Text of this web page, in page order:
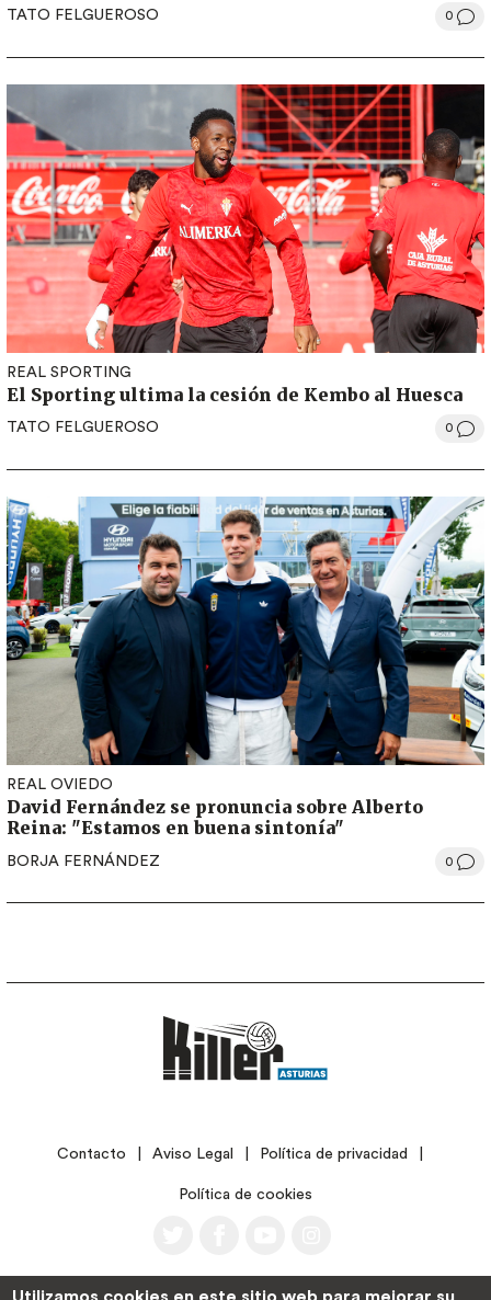
TATO FELGUEROSO 0
REAL SPORTING
El Sporting ultima la cesión de Kembo al Huesca
TATO FELGUEROSO 0
REAL OVIEDO
David Fernández se pronuncia sobre Alberto
Reina: "Estamos en buena sintonía"
BORJA FERNÁNDEZ 0
LEGALContacto Aviso Legal Política de privacidad
Política de cookies